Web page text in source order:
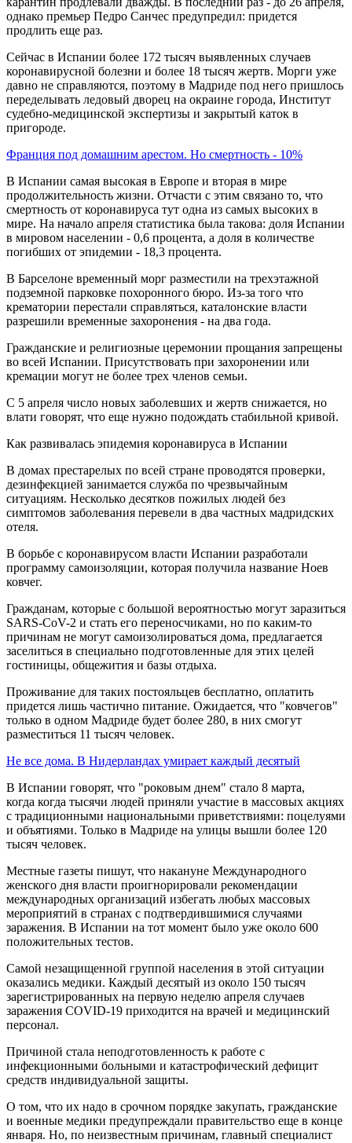
однако премьер Педро Санчес предупредил: придется
продлить еще раз.
Сейчас в Испании более 172 тысяч выявленных случаев
коронавирусной болезни и более 18 тысяч жертв. Морги уже
давно не справляются, поэтому в Мадриде под него пришлось
переделывать ледовый дворец на окраине города, Институт
судебно-медицинской экспертизы и закрытый каток в
пригороде.
Франция под домашним арестом. Но смертность - 10%
В Испании самая высокая в Европе и вторая в мире
продолжительность жизни. Отчасти с этим связано то, что
смертность от коронавируса тут одна из самых высоких в
мире. На начало апреля статистика была такова: доля Испании
в мировом населении - 0,6 процента, а доля в количестве
погибших от эпидемии - 18,3 процента.
В Барселоне временный морг разместили на трехэтажной
подземной парковке похоронного бюро. Из-за того что
крематории перестали справляться, каталонские власти
разрешили временные захоронения - на два года.
Гражданские и религиозные церемонии прощания запрещены
во всей Испании. Присутствовать при захоронении или
кремации могут не более трех членов семьи.
С 5 апреля число новых заболевших и жертв снижается, но
влати говорят, что еще нужно подождать стабильной кривой.
Как развивалась эпидемия коронавируса в Испании
В домах престарелых по всей стране проводятся проверки,
дезинфекцией занимается служба по чрезвычайным
ситуациям. Несколько десятков пожилых людей без
симптомов заболевания перевели в два частных мадридских
отеля.
В борьбе с коронавирусом власти Испании разработали
программу самоизоляции, которая получила название Ноев
ковчег.
Гражданам, которые с большой вероятностью могут заразиться
SARS-CoV-2 и стать его переносчиками, но по каким-то
причинам не могут самоизолироваться дома, предлагается
заселиться в специально подготовленные для этих целей
гостиницы, общежития и базы отдыха.
Проживание для таких постояльцев бесплатно, оплатить
придется лишь частично питание. Ожидается, что "ковчегов"
только в одном Мадриде будет более 280, в них смогут
разместиться 11 тысяч человек.
Не все дома. В Нидерландах умирает каждый десятый
В Испании говорят, что "роковым днем" стало 8 марта,
когда когда тысячи людей приняли участие в массовых акциях
с традиционными национальными приветствиями: поцелуями
и объятиями. Только в Мадриде на улицы вышли более 120
тысяч человек.
Местные газеты пишут, что накануне Международного
женского дня власти проигнорировали рекомендации
международных организаций избегать любых массовых
мероприятий в странах с подтвердившимися случаями
заражения. В Испании на тот момент было уже около 600
положительных тестов.
Самой незащищенной группой населения в этой ситуации
оказались медики. Каждый десятый из около 150 тысяч
зарегистрированных на первую неделю апреля случаев
заражения COVID-19 приходится на врачей и медицинский
персонал.
Причиной стала неподготовленность к работе с
инфекционными больными и катастрофический дефицит
средств индивидуальной защиты.
О том, что их надо в срочном порядке закупать, гражданские
и военные медики предупреждали правительство еще в конце
января. Но, по неизвестным причинам, главный специалист